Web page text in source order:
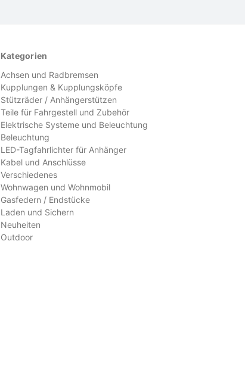
Kategorien
Achsen und Radbremsen
Kupplungen & Kupplungsköpfe
Stützräder / Anhängerstützen
Teile für Fahrgestell und Zubehör
Elektrische Systeme und Beleuchtung
Beleuchtung
LED-Tagfahrlichter für Anhänger
Kabel und Anschlüsse
Verschiedenes
Wohnwagen und Wohnmobil
Gasfedern / Endstücke
Laden und Sichern
Neuheiten
Outdoor